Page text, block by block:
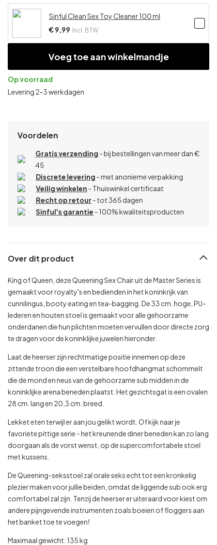
Sinful Clean Sex Toy Cleaner 100 ml
€ 9,99 Incl. BTW
Voeg toe aan winkelmandje
Op voorraad
Levering 2-3 werkdagen
Voordelen
Gratis verzending - bij bestellingen van meer dan €
45
Discrete levering - met anonieme verpakking
Veilig winkelen - Thuiswinkel certificaat
Recht op retour - tot 365 dagen
Sinful's garantie - 100% kwaliteitsproducten
Over dit product
King of Queen, deze Queening Sex Chair uit de Master Series is
gemaakt voor royalty's en bedienden in het koninkrijk van
cunnilingus, booty eating en tea-bagging. De 33 cm. hoge, PU-
lederen en houten stoel is gemaakt voor alle gehoorzame
onderdanen die hun plichten moeten vervullen door directe zorg
te dragen voor de koninklijke juwelen hieronder.
Laat de heerser zijn rechtmatige positie innemen op deze
zittende troon die een verstelbare hoofdhangmat schommelt
die de mond en neus van de gehoorzame sub midden in de
koninklijke arena beneden plaatst. Het gezichtsgat is een ovalen
28 cm. lang en 20,3 cm. breed.
Lekket eten terwijl er aan jou gelikt wordt. Of kijk naar je
favoriete pittige serie - het kreunende diner beneden kan zo lang
doorgaan als de vorst wenst, op de supercomfortabele stoel
met kussens.
De Queening-seksstoel zal orale seks echt tot een kronkelig
plezier maken voor jullie beiden, omdat de liggende sub ook erg
comfortabel zal zijn. Tenzij de heerser er uiteraard voor kiest om
andere pijngevende instrumenten zoals boeien of floggers aan
het banket toe te voegen!
Maximaal gewicht: 135 kg